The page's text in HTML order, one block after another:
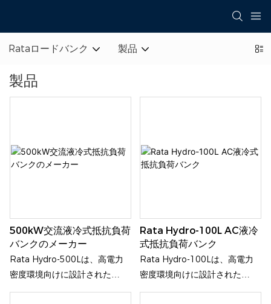
Rataロードバンク 製品
製品
500kW交流液冷式抵抗負荷
バンクのメーカー
Rata Hydro-500Lは、高電力
密度環境向けに設計された
500kWの交流液冷式抵抗負荷
Rata Hydro-100L AC液冷
式抵抗負荷バンク
Rata Hydro-100Lは、高電力
密度環境向けに設計された
100kWの交流液冷式抵抗負荷